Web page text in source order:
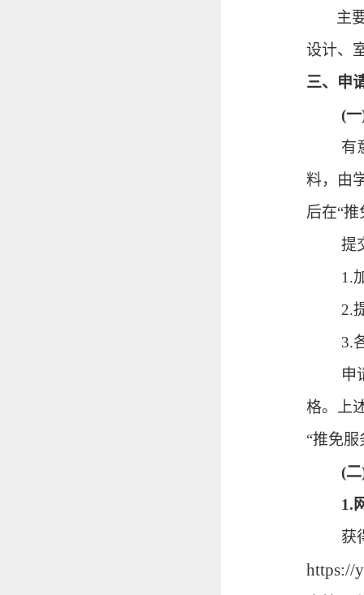
主
设计、
三、申
(
有
料，由
后在“
提
1.
2.
3.
申
格。上
“推免服
(
1.
获
https://